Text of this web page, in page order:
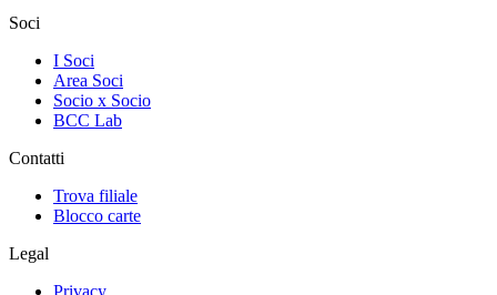
Soci
I Soci
Area Soci
Socio x Socio
BCC Lab
Contatti
Trova filiale
Blocco carte
Legal
Privacy